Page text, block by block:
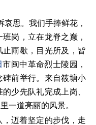
思。我们手捧鲜花，
岗，立在龙脊之巅，
雨歇，目光所及，皆
市闽中革命烈士陵园，
前举行。来自筱塘小
少先队礼完成上岗、
一道亮丽的风景。
迈着坚定的步伐，走